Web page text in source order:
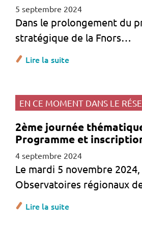
5 septembre 2024
Dans le prolongement du
stratégique de la Fnors…
Lire la suite
EN CE MOMENT DANS LE
2ème journée
Programme et
4 septembre 2024
Le mardi 5 novembre 2024,
Observatoires régionaux
Lire la suite